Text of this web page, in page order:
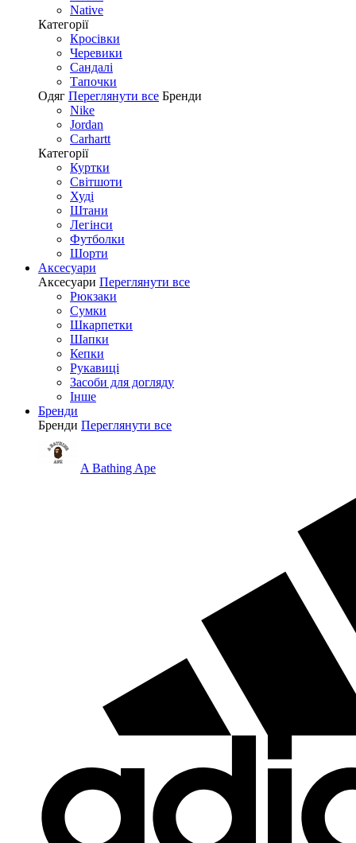
Native
Категорії
Кросівки
Черевики
Сандалі
Tапочки
Одяг Переглянути все Бренди
Nike
Jordan
Carhartt
Категорії
Куртки
Світшоти
Худі
Штани
Легінси
Футболки
Шорти
Аксесуари
Аксесуари Переглянути все
Рюкзаки
Сумки
Шкарпетки
Шапки
Кепки
Рукавиці
Засоби для догляду
Інше
Бренди
Бренди Переглянути все
A Bathing Ape